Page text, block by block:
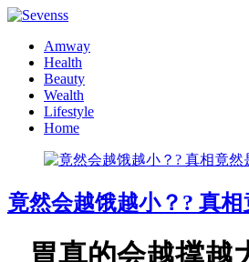
Amway
Health
Beauty
Wealth
Lifestyle
Home
竟然会越饿越小？? 真
胃真的会越撑越